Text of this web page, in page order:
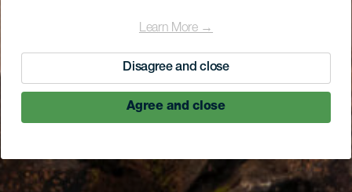
Learn More →
Disagree and close
Agree and close